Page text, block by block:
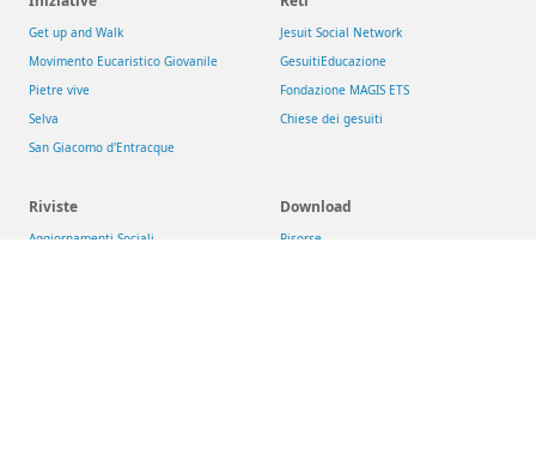
Get up and Walk
Movimento Eucaristico Giovanile
Pietre vive
Selva
San Giacomo d'Entracque
Jesuit Social Network
GesuitiEducazione
Fondazione MAGIS ETS
Chiese dei gesuiti
Riviste
Aggiornamenti Sociali
Download
Risorse